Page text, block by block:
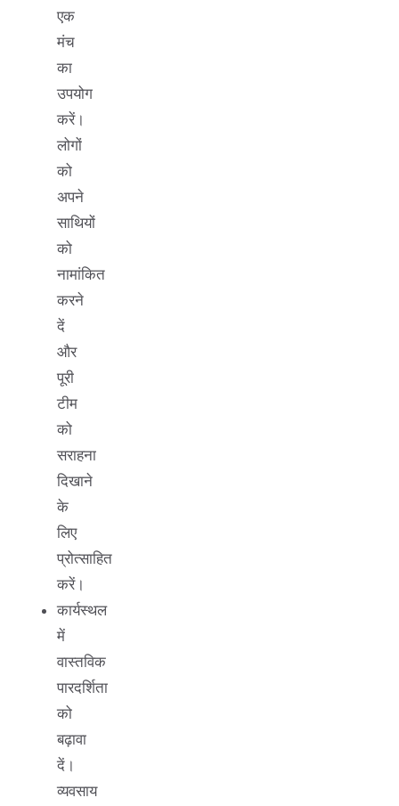
एक
मंच
का
उपयोग
करें।
लोगों
को
अपने
साथियों
को
नामांकित
करने
दें
और
पूरी
टीम
को
सराहना
दिखाने
के
लिए
प्रोत्साहित
करें।
कार्यस्थल
में
वास्तविक
पारदर्शिता
को
बढ़ावा
दें।
व्यवसाय